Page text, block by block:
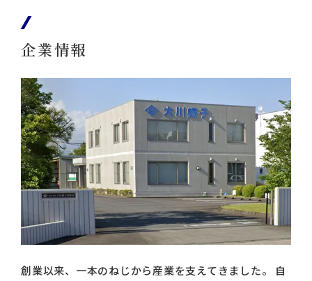
企業情報
創業以来、一本のねじから産業を支えてきました。
自